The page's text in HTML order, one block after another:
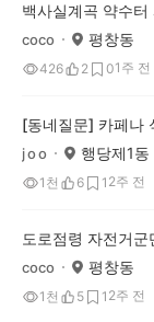
백사실계곡 약수터
coco 평창동
426 2 01주 전
j o o 행당제1동
1천 6 1 2주 전
도로점령 자전거군
coco 평창동
1천 5 1 2주 전